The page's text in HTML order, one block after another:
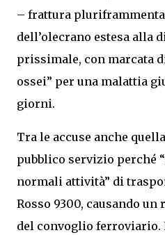
– frattura
dell’olecrano estesa alla
prissimale, con marcata
ossei” per una malattia
giorni.
Tra le accuse anche
pubblico servizio perché
normali attività” di
Rosso 9300, causando
del convoglio ferroviario.